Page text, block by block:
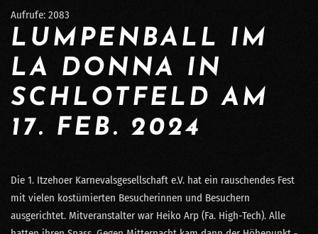
Aufrufe: 2083
LUMPENBALL IM
LA DONNA IN
SCHLOTFELD AM
17. FEB. 2024
Die 1. Itzehoer Karnevalsgesellschaft e.V. hat ein rauschendes Fest
mit vielen kostümierten Besucherinnen und Besuchern
ausgerichtet. Mitveranstalter war Heiko Arp (Fa. High-Tech). Alle